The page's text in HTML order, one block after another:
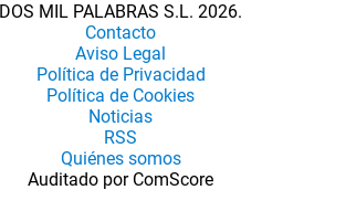
DOS MIL PALABRAS S.L. 2026.
Contacto
Aviso Legal
Política de Privacidad
Política de Cookies
Noticias
RSS
Quiénes somos
Auditado por ComScore